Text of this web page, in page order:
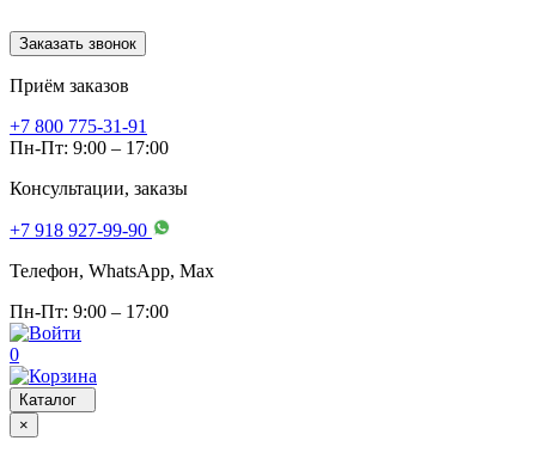
Заказать звонок
Приём заказов
+7 800 775-31-91
Пн-Пт: 9:00 – 17:00
Консультации, заказы
+7 918 927-99-90
Телефон, WhatsApp, Мах
Пн-Пт: 9:00 – 17:00
0
Каталог
×